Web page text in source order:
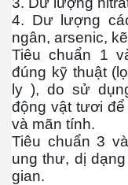
4. Dư lượng
ngân, arsenic,
Tiêu chuẩn 1
đúng kỹ thuật
ly ), do sử
động vật tươi
và mãn tính.
Tiêu chuẩn 3
ung thư, dị
gian.